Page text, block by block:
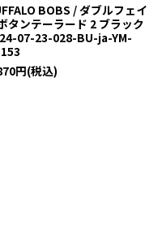
BOBS / ダブルフェイ
タンテーラード 2 ブラック
07-23-028-BU-ja-YM-
円(税込)